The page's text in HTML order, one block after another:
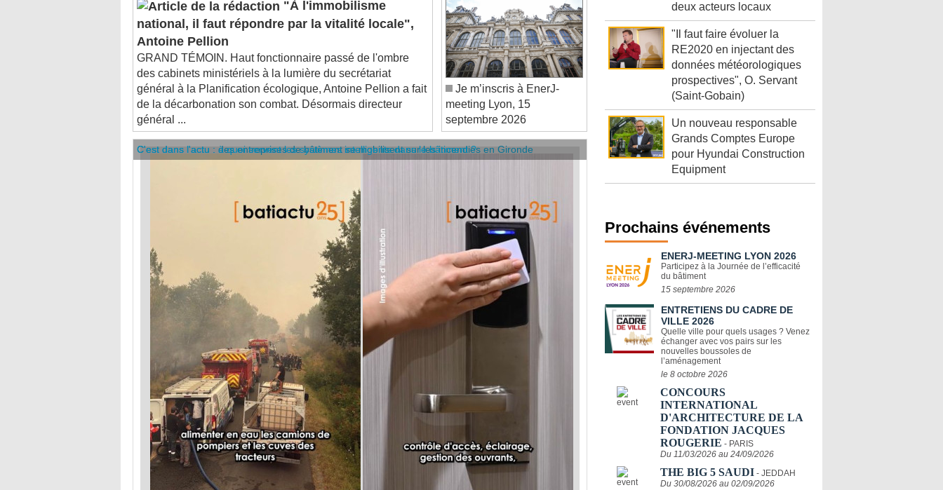
national, il faut répondre par la vitalité locale",
Antoine Pellion
GRAND TÉMOIN. Haut fonctionnaire passé de l'ombre
des cabinets ministériels à la lumière du secrétariat
général à la Planification écologique, Antoine Pellion a fait
de la décarbonation son combat. Désormais directeur
général ...
Je m’inscris à EnerJ-
meeting Lyon, 15
septembre 2026
C'est dans l'actu : des entreprises de bâtiment se mobilisent sur les incendies en Gironde
C'est dans l'actu : à quoi servent les systèmes intelligents dans le bâtiment ?
deux acteurs locaux
"Il faut faire évoluer la
RE2020 en injectant des
données météorologiques
prospectives", O. Servant
(Saint-Gobain)
Un nouveau responsable
Grands Comptes Europe
pour Hyundai Construction
Equipment
Prochains événements
ENERJ-MEETING LYON 2026
Participez à la Journée de l’efficacité
du bâtiment
15 septembre 2026
ENTRETIENS DU CADRE DE
VILLE 2026
Quelle ville pour quels usages ? Venez
échanger avec vos pairs sur les
nouvelles boussoles de
l’aménagement
le 8 octobre 2026
CONCOURS
INTERNATIONAL
D'ARCHITECTURE DE LA
FONDATION JACQUES
ROUGERIE - PARIS
Du 11/03/2026 au 24/09/2026
THE BIG 5 SAUDI - JEDDAH
Du 30/08/2026 au 02/09/2026